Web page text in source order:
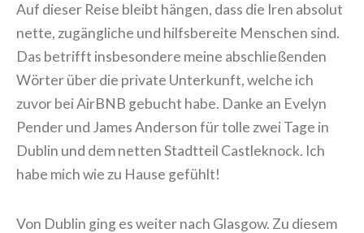
Auf dieser Reise bleibt hängen, dass die Iren absolut
nette, zugängliche und hilfsbereite Menschen sind.
Das betrifft insbesondere meine abschließenden
Wörter über die private Unterkunft, welche ich
zuvor bei AirBNB gebucht habe. Danke an Evelyn
Pender und James Anderson für tolle zwei Tage in
Dublin und dem netten Stadtteil Castleknock. Ich
habe mich wie zu Hause gefühlt!
Von Dublin ging es weiter nach Glasgow. Zu diesem